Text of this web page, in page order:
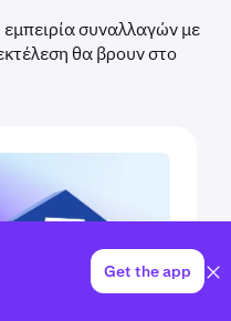
Get the app
συναλλαγών με
θα βρουν στο